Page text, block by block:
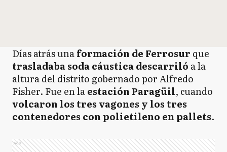
Días atrás unaformación de Ferrosur que
trasladaba soda cáustica descarriló a la
altura del distrito gobernado por Alfredo
Fisher. Fue en laestación Paragüil, cuando
volcaron los tres vagones y los tres
contenedores con polietileno en pallets.
Ads